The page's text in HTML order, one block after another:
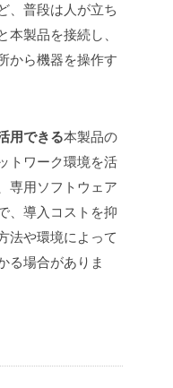
、普段は人が立ち
本製品を接続し、
から機器を操作す
用できる本製品の
トワーク環境を活
専用ソフトウェア
、導入コストを抑
法や環境によって
る場合がありま